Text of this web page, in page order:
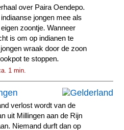
over Paira Oendepo.
jongen mee als
zoontje. Wanneer
is om op indianen te
wraak door de zoon
te stoppen.
1 min.
verlost wordt van de
uit Millingen aan de Rijn
Niemand durft dan op